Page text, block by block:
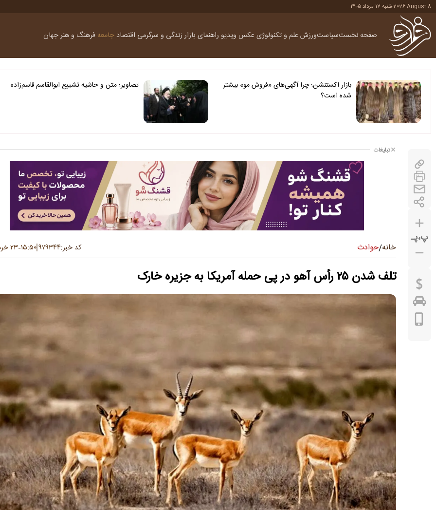
2026 August 8
-شنبه ۱۷ مرداد ۱۴۰۵
صفحه نخستسیاستورزش علم و تکنولوژی عکس ویدیو راهنمای بازارزندگی و سرگرمی اقتصاد جامعه فرهنگ و هنرجهان
بازار اکستنشن؛ چرا آگهی‌های «فروش مو» بیشتر
شده است؟
تصاویر؛ متن و حاشیه تشییع ابوالقاسم قاسم‌زاده
پ،پـ
تبلیغات
خانه/حوادث کد خبر:۹۷۹۳۴۴۱۵:۵۰-۲۳ خرداد ۱۴۰۵
تلف شدن ۲۵ رأس آهو در پی حمله آمریکا به جزیره خارک